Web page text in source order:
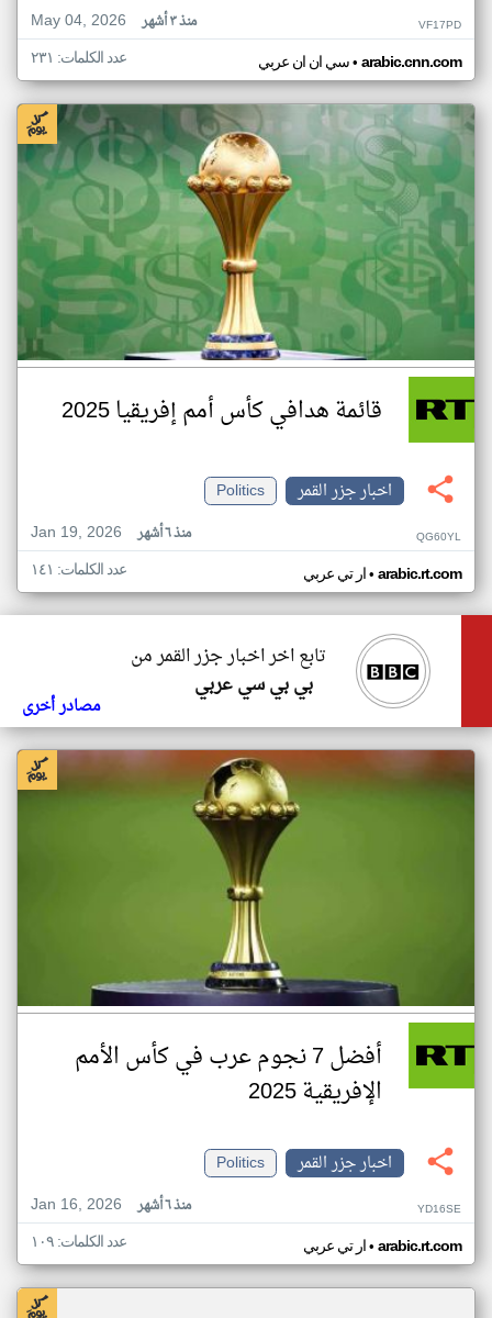
May 04, 2026
منذ ٣ أشهر VF17PD
سي ان ان عربي• arabic.cnn.com عدد الكلمات: ٢٣١
قائمة هدافي كأس أمم إفريقيا 2025
اخبار جزر القمر
Politics
Jan 19, 2026
منذ ٦ أشهر QG60YL
ار تي عربي• arabic.rt.com عدد الكلمات: ١٤١
تابع اخر اخبار جزر القمر من
بي بي سي عربي
مصادر أخرى
أفضل 7 نجوم عرب في كأس الأمم
الإفريقية 2025
اخبار جزر القمر
Politics
Jan 16, 2026
منذ ٦ أشهر YD16SE
ار تي عربي• arabic.rt.com عدد الكلمات: ١٠٩